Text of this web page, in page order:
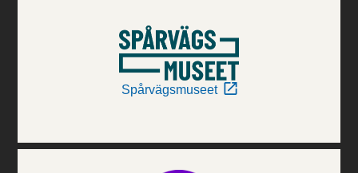
Spårvägsmuseet